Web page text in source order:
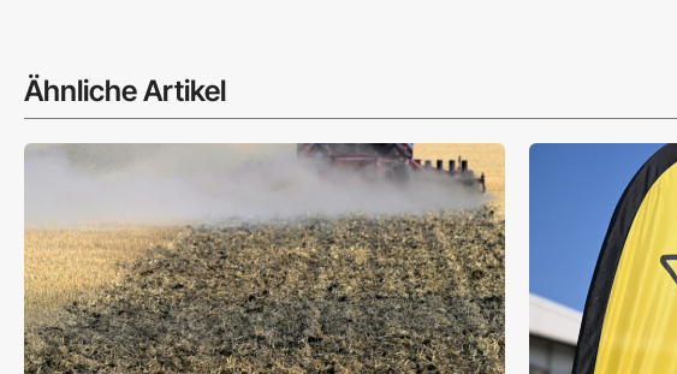
Ähnliche Artikel